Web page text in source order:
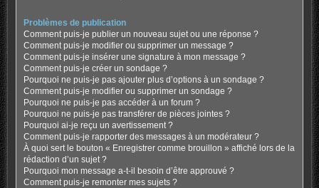
Problèmes de publication
Comment puis-je publier un nouveau sujet ou une réponse ?
Comment puis-je modifier ou supprimer un message ?
Comment puis-je insérer une signature à mon message ?
Comment puis-je créer un sondage ?
Pourquoi ne puis-je pas ajouter plus d’options à un sondage ?
Comment puis-je modifier ou supprimer un sondage ?
Pourquoi ne puis-je pas accéder à un forum ?
Pourquoi ne puis-je pas transférer de pièces jointes ?
Pourquoi ai-je reçu un avertissement ?
Comment puis-je rapporter des messages à un modérateur ?
À quoi sert le bouton « Enregistrer comme brouillon » affiché lors de la
rédaction d’un sujet ?
Pourquoi mon message a-t-il besoin d’être approuvé ?
Comment puis-je remonter mes sujets ?